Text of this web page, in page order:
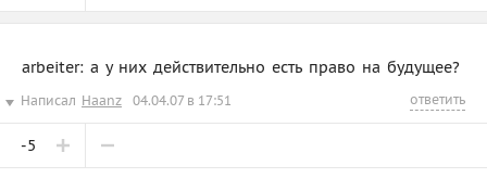
arbeiter: а у них действительно есть право на будущее?
Написал Haanz 04.04.07 в 17:51 ответить
-5